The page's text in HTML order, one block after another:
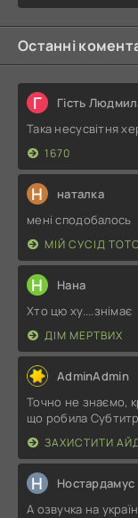
Останні
Г Гість
Така несусвітня
1670
Н наталка
мені сподобалось
МІЙ СУСІД
Н Нана
Хто цю ху....знімає
ДІМ МЕРТВИХ
AdminAdmin
Точно не знаємо,
що робила
ЗАХИСТИТИ
Н Ностардамус
А озвучка на